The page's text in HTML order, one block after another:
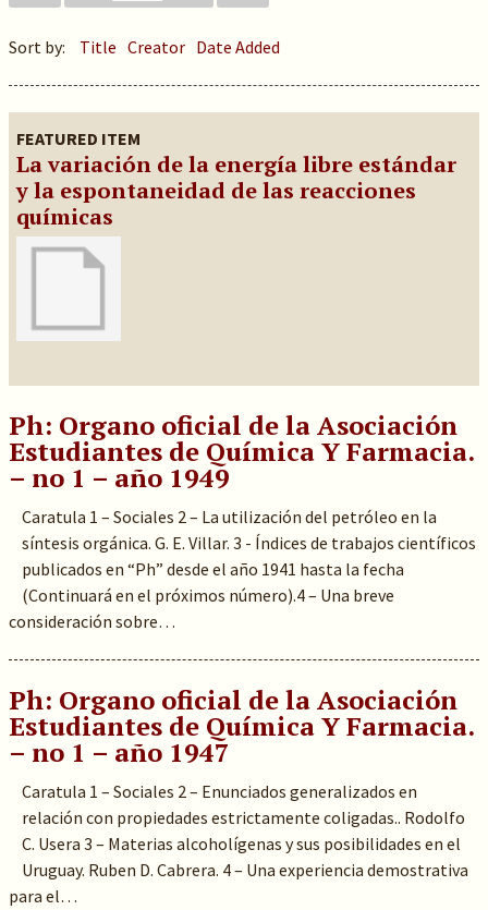
Sort by: Title Creator Date Added
FEATURED ITEM
La variación de la energía libre estándar
y la espontaneidad de las reacciones
químicas
Ph: Organo oficial de la Asociación
Estudiantes de Química Y Farmacia.
– no 1 – año 1949
Caratula 1 – Sociales 2 – La utilización del petróleo en la
síntesis orgánica. G. E. Villar. 3 - Índices de trabajos científicos
publicados en “Ph” desde el año 1941 hasta la fecha
(Continuará en el próximos número).4 – Una breve
consideración sobre…
Ph: Organo oficial de la Asociación
Estudiantes de Química Y Farmacia.
– no 1 – año 1947
Caratula 1 – Sociales 2 – Enunciados generalizados en
relación con propiedades estrictamente coligadas.. Rodolfo
C. Usera 3 – Materias alcoholígenas y sus posibilidades en el
Uruguay. Ruben D. Cabrera. 4 – Una experiencia demostrativa
para el…